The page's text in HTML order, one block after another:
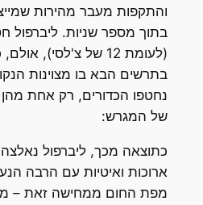
והתקפות מעבר מהירות
(לעומת 12 של צ'לסי),
בתרשים הבא בו מצוינות
נחטפו הכדורים, רק אחת
של המגרש:
כתוצאה מכך, ליברפול
ארוכות ואיטיות עם הרבה
מפת החום ממחישה זאת –